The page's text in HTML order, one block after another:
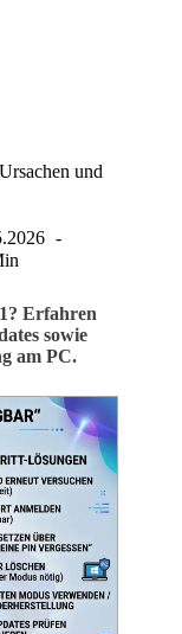
und
Erfahren
sowie
am PC.